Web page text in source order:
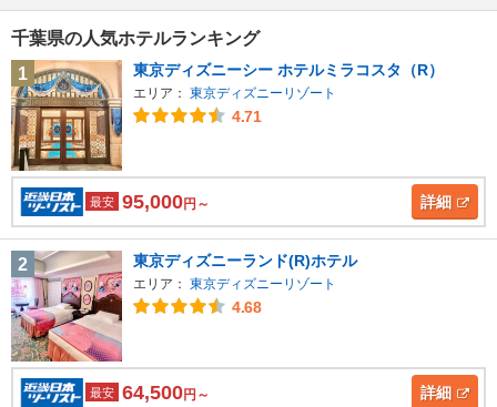
千葉県の人気ホテルランキング
1
東京ディズニーシー ホテルミラコスタ（R）
エリア： 東京ディズニーリゾート
4.71
最安 95,000円～ 詳細
2 東京ディズニーランド(R)ホテル
エリア： 東京ディズニーリゾート
4.68
最安 64,500円～ 詳細